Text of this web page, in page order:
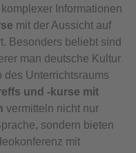
Informationen
mit der Aussicht auf
Besonders beliebt sind
man deutsche Kultur
Unterrichtsraums
und -kurse mit
vermitteln nicht nur
sondern bieten
mit